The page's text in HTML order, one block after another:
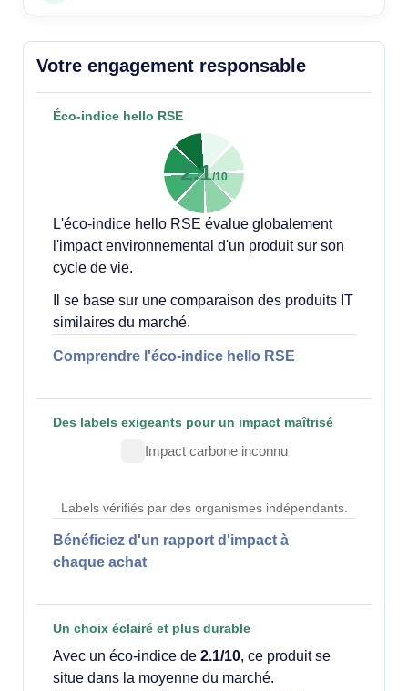
Votre engagement responsable
Éco-indice hello RSE
2.1/10
L'éco-indice hello RSE évalue globalement
l'impact environnemental d'un produit sur son
cycle de vie.
Il se base sur une comparaison des produits IT
similaires du marché.
Comprendre l'éco-indice hello RSE
Des labels exigeants pour un impact maîtrisé
Impact carbone inconnu
Labels vérifiés par des organismes indépendants.
Bénéficiez d'un rapport d'impact à
chaque achat
Un choix éclairé et plus durable
Avec un éco-indice de 2.1/10, ce produit se
situe dans la moyenne du marché.